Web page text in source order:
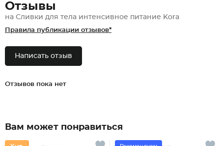
Отзывы
на Сливки для тела интенсивное питание Kora
Правила публикации отзывов*
Написать отзыв
Отзывов пока нет
Вам может понравиться